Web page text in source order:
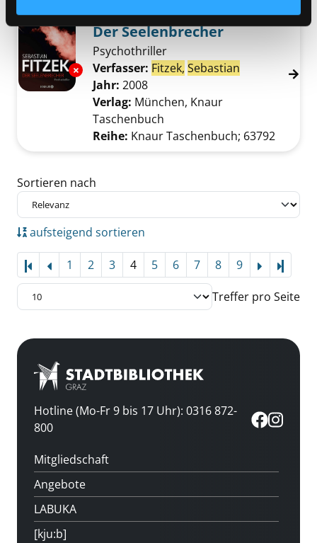
Exemplar-Details von Der Seelenbrecher
Mediengruppe:Belletristik
Der Seelenbrecher
Psychothriller
Verfasser: Fitzek, Sebastian Suche nach
Jahr: 2008
Verlag: München, Knaur
Taschenbuch
Reihe: Knaur Taschenbuch; 63792
Zu den Suchfiltern springen
Sortieren nach
aufsteigend sortieren
1 2 3 4 5 6 7 8 9
Treffer pro Seite
Hotline (Mo-Fr 9 bis 17 Uhr): 0316 872-
800
Mitgliedschaft
Angebote
LABUKA
[kju:b]